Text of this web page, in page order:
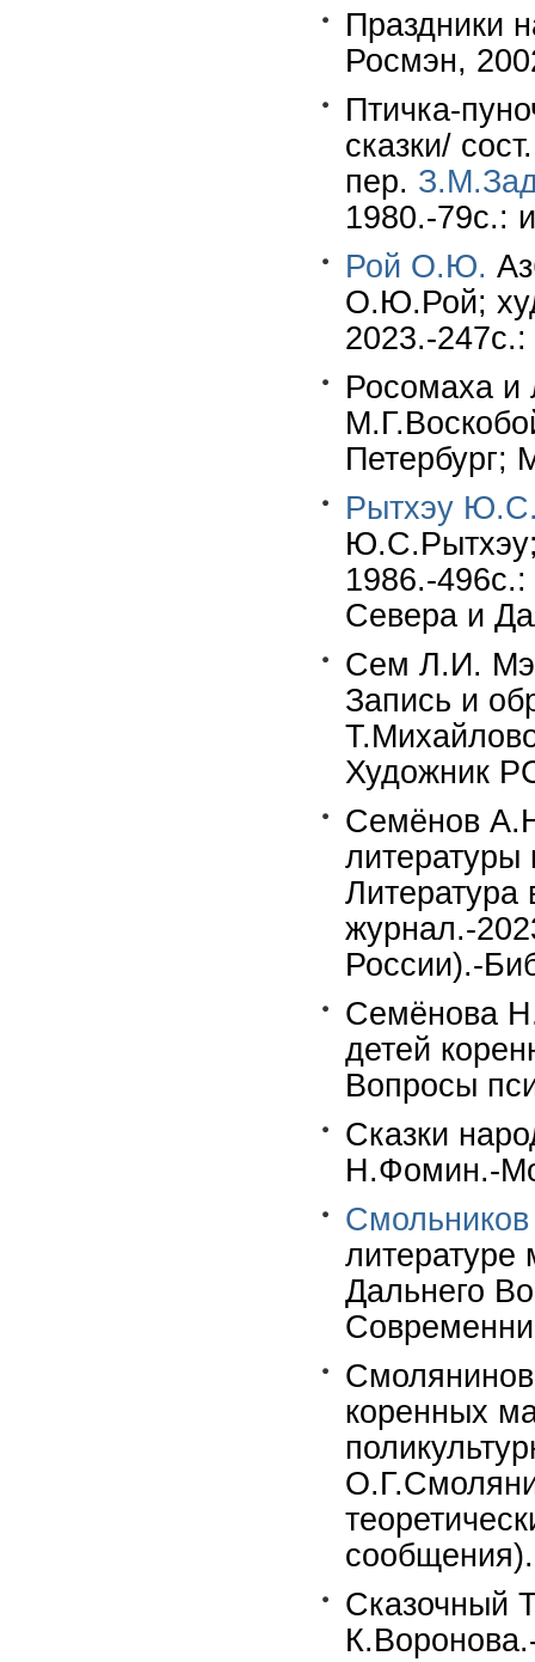
Праздники
Росмэн,
Птичка-
сказки/
пер.
1980.-79с.:
Рой О.Ю.
О.Ю.Рой;
2023.-
Росомаха и
Петербург;
Рытхэу
1986.-
Севера и
Сем Л.И.
Запись и
Художник
Семёнов
литературы
Литература
журнал.-
России).-
Семёнова
детей
Вопросы
Сказки
Н.Фомин.-
Дальнего
коренных
Сказочный